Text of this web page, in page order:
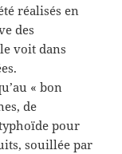
réalisés en
des
voit dans
« bon
de
pour
souillée par